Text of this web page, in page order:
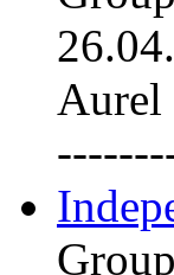
Aurel